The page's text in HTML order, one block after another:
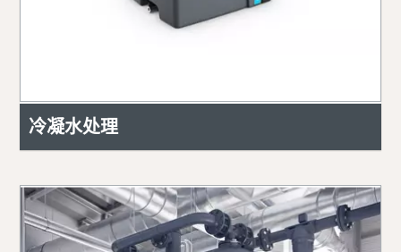
冷凝水处理